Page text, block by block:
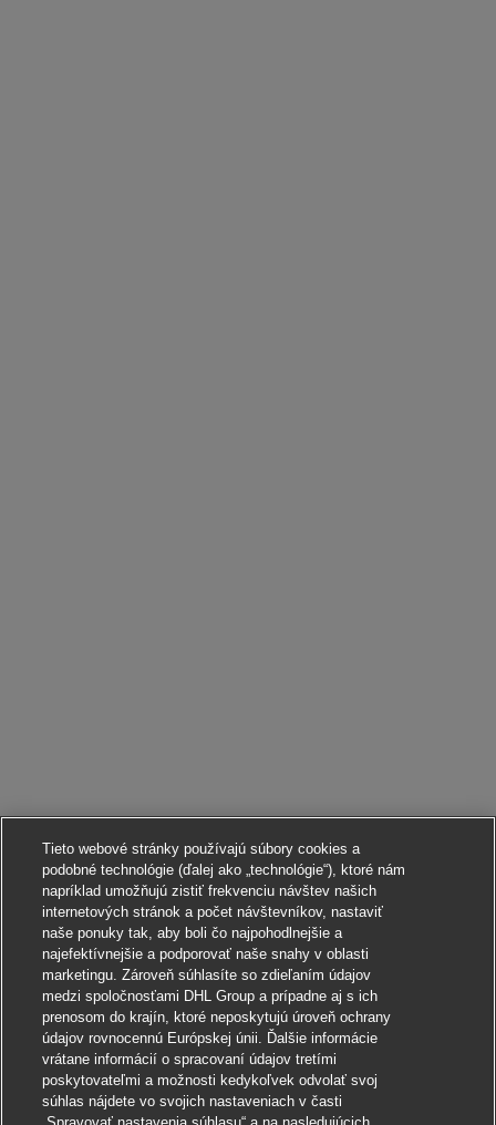
Tieto webové stránky používajú súbory cookies a
podobné technológie (ďalej ako „technológie“), ktoré nám
napríklad umožňujú zistiť frekvenciu návštev našich
internetových stránok a počet návštevníkov, nastaviť
naše ponuky tak, aby boli čo najpohodlnejšie a
najefektívnejšie a podporovať naše snahy v oblasti
marketingu. Zároveň súhlasíte so zdieľaním údajov
medzi spoločnosťami DHL Group a prípadne aj s ich
prenosom do krajín, ktoré neposkytujú úroveň ochrany
údajov rovnocennú Európskej únii. Ďalšie informácie
vrátane informácií o spracovaní údajov tretími
poskytovateľmi a možnosti kedykoľvek odvolať svoj
súhlas nájdete vo svojich nastaveniach v časti